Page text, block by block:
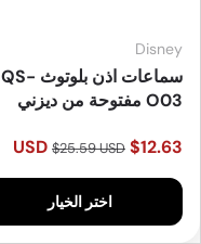
Disney
سماعات اذن بلوتوث QS-
O03 مفتوحة من ديزني
$12.63 USD
$25.59 USD
اختر الخيار